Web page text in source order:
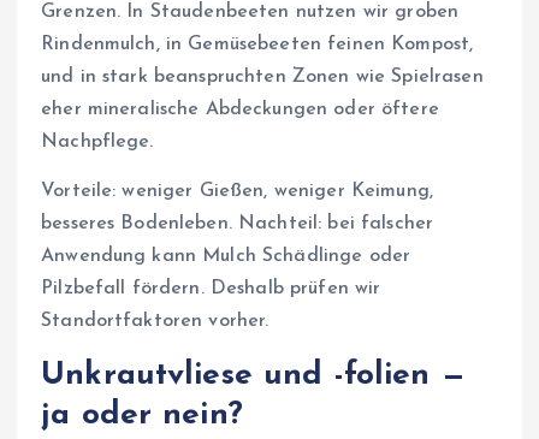
Grenzen. In Staudenbeeten nutzen wir groben
Rindenmulch, in Gemüsebeeten feinen Kompost,
und in stark beanspruchten Zonen wie Spielrasen
eher mineralische Abdeckungen oder öftere
Nachpflege.
Vorteile: weniger Gießen, weniger Keimung,
besseres Bodenleben. Nachteil: bei falscher
Anwendung kann Mulch Schädlinge oder
Pilzbefall fördern. Deshalb prüfen wir
Standortfaktoren vorher.
Unkrautvliese und -folien —
ja oder nein?